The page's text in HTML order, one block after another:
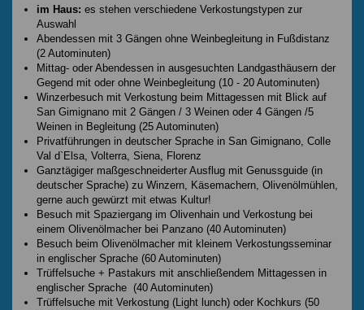
im Haus: es stehen verschiedene Verkostungstypen zur
Auswahl
Abendessen mit 3 Gängen ohne Weinbegleitung in Fußdistanz
(2 Autominuten)
Mittag- oder Abendessen in ausgesuchten Landgasthäusern der
Gegend mit oder ohne Weinbegleitung (10 - 20 Autominuten)
Winzerbesuch mit Verkostung beim Mittagessen mit Blick auf
San Gimignano mit 2 Gängen / 3 Weinen oder 4 Gängen /5
Weinen in Begleitung (25 Autominuten)
Privatführungen in deutscher Sprache in San Gimignano, Colle
Val d`Elsa, Volterra, Siena, Florenz
Ganztägiger maßgeschneiderter Ausflug mit Genussguide (in
deutscher Sprache) zu Winzern, Käsemachern, Olivenölmühlen,
gerne auch gewürzt mit etwas Kultur!
Besuch mit Spaziergang im Olivenhain und Verkostung bei
einem Olivenölmacher bei Panzano (40 Autominuten)
Besuch beim Olivenölmacher mit kleinem Verkostungsseminar
in englischer Sprache (60 Autominuten)
Trüffelsuche + Pastakurs mit anschließendem Mittagessen in
englischer Sprache (40 Autominuten)
Trüffelsuche mit Verkostung (Light lunch) oder Kochkurs (50